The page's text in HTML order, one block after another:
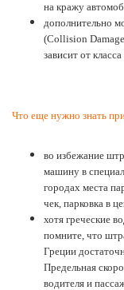
на кражу
дополнительно
(Collision
зависит от
Что еще нужно знать
во избежание
машину в
городах места
чек, парковка в
хотя греческие
помните, что
Греции
Предельная
водителя и